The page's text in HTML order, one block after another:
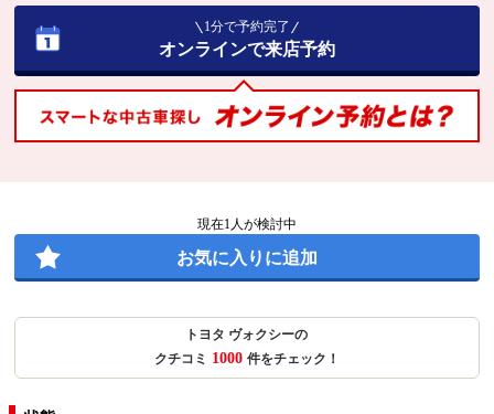
1分で予約完了
オンラインで来店予約
現在1 人が検討中
お気に入りに追加
トヨタ ヴォクシーの
クチコミ 1000 件をチェック！